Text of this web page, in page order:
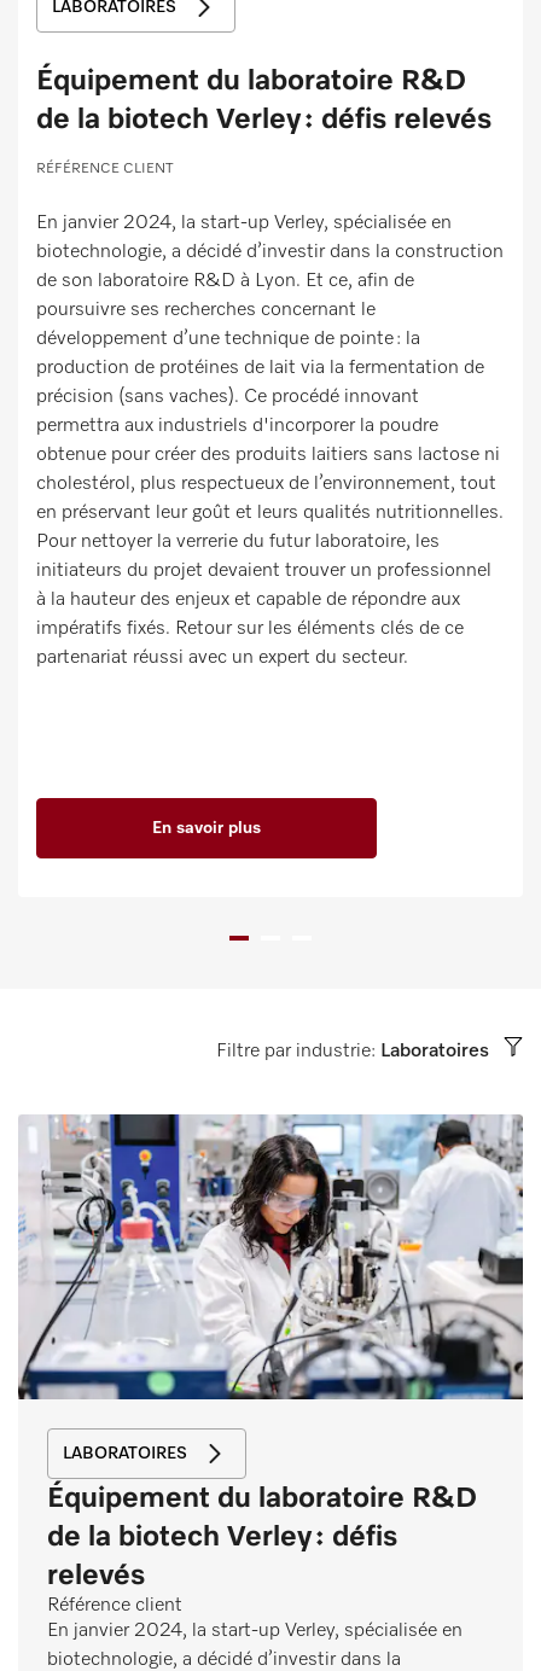
LABORATOIRES
Équipement du laboratoire R&D
de la biotech Verley : défis relevés
RÉFÉRENCE CLIENT
En janvier 2024, la start-up Verley, spécialisée en
biotechnologie, a décidé d’investir dans la construction
de son laboratoire R&D à Lyon. Et ce, afin de
poursuivre ses recherches concernant le
développement d’une technique de pointe : la
production de protéines de lait via la fermentation de
précision (sans vaches). Ce procédé innovant
permettra aux industriels d'incorporer la poudre
obtenue pour créer des produits laitiers sans lactose ni
cholestérol, plus respectueux de l’environnement, tout
en préservant leur goût et leurs qualités nutritionnelles.
Pour nettoyer la verrerie du futur laboratoire, les
initiateurs du projet devaient trouver un professionnel
à la hauteur des enjeux et capable de répondre aux
impératifs fixés. Retour sur les éléments clés de ce
partenariat réussi avec un expert du secteur.
En savoir plus
Filtre par industrie: Laboratoires
LABORATOIRES
Équipement du laboratoire R&D
de la biotech Verley : défis
relevés
Référence client
En janvier 2024, la start-up Verley, spécialisée en
biotechnologie, a décidé d’investir dans la